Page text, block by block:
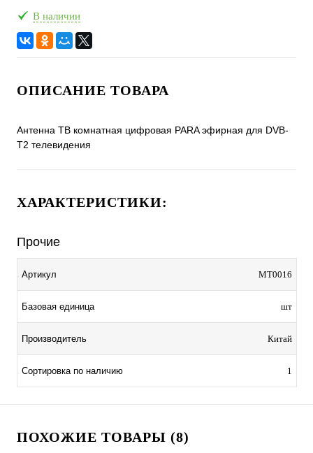
В наличии
ОПИСАНИЕ ТОВАРА
Антенна ТВ комнатная цифровая PARA эфирная для DVB-
T2 телевидения
ХАРАКТЕРИСТИКИ:
Прочие
Артикул MT0016
Базовая единица шт
Производитель Китай
Сортировка по наличию 1
ПОХОЖИЕ ТОВАРЫ (8)